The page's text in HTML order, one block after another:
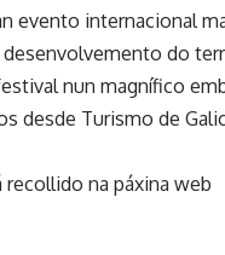
evento internacional
do
nun magnífico
desde Turismo de
na páxina web